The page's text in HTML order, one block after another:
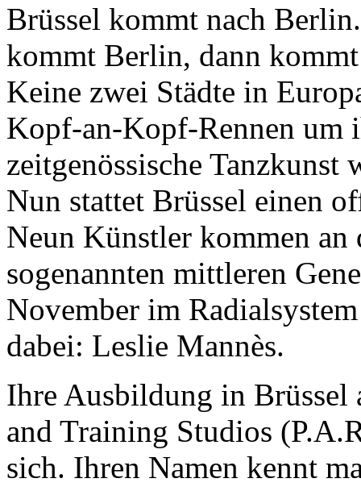
Brüssel kommt nach
kommt Berlin, dann
Keine zwei Städte in
Kopf-an-Kopf-Rennen um
zeitgenössische
Nun stattet Brüssel einen
Neun Künstler kommen an
sogenannten mittleren
November im
dabei: Leslie Mannès.
Ihre Ausbildung in Brüssel
and Training Studios
sich. Ihren Namen kennt